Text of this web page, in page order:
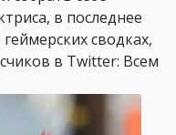
в последнее
сводках,
в Twitter: Всем